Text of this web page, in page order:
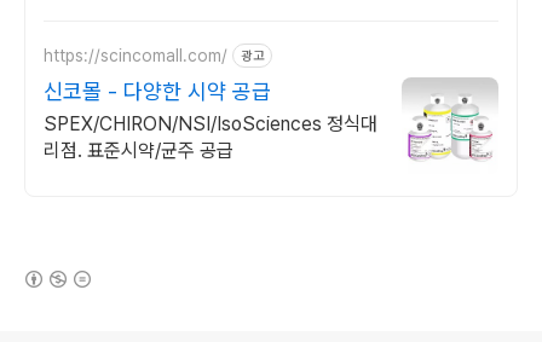
https://scincomall.com/ 광고
신코몰 - 다양한 시약 공급
SPEX/CHIRON/NSI/IsoSciences 정식대
리점. 표준시약/균주 공급